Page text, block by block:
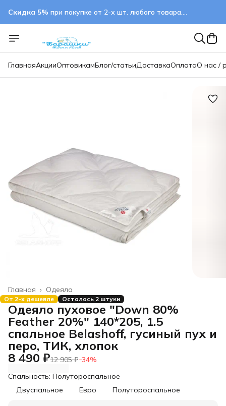
Скидка 5% при покупке от 2-х шт. любого товара.
ГлавнаяАкцииОптовикамБлог/статьиДоставкаОплатаО нас /
Одеяла
Главная ›
От 2-х дешевле Осталось 2 штуки
Одеяло пуховое "Down 80%
Feather 20%" 140*205, 1.5
спальное Belashoff, гусиный пух и
перо, ТИК, хлопок
8 490 ₽12 905 ₽−34%
Спальность: Полутороспальное
Двуспальное
Евро Полутороспальное